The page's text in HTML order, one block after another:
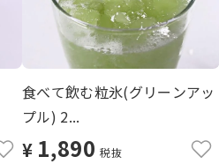
食べて飲む粒氷(グリーンアッ
プル) 2...
¥ 1,890 税抜